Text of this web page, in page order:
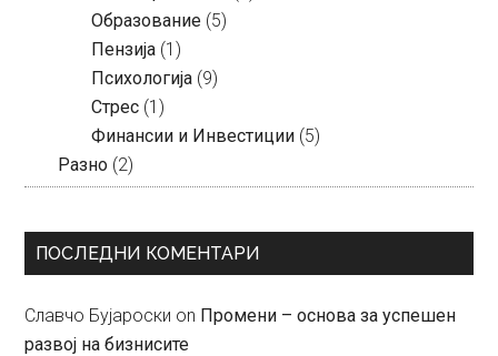
Образование (5)
Пензија (1)
Психологија (9)
Стрес (1)
Финансии и Инвестиции (5)
Разно (2)
ПОСЛЕДНИ КОМЕНТАРИ
Славчо Бујароски on Промени – основа за успешен
развој на бизнисите